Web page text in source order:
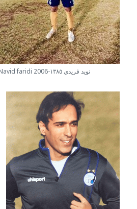
-Navid faridi 2006-نويد فريدي ١٣٨٥